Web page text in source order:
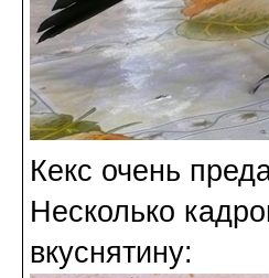
Кекс очень
Несколько
вкуснятину: